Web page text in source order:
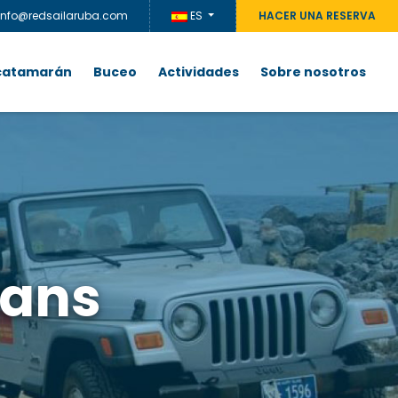
ES HACER UNA RESERVA
Buceo Actividades Sobre nosotros